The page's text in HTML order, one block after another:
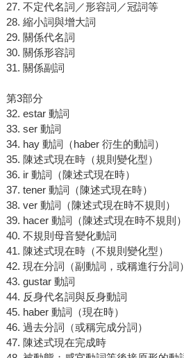
27. 不定代名詞／形容詞／冠詞等
28. 縮小詞與增大詞
29. 關係代名詞
30. 關係形容詞
31. 關係副詞
第3部分
32. estar 動詞
33. ser 動詞
34. hay 動詞（haber 衍生的動詞）
35. 陳述式現在時（規則變化型）
36. ir 動詞（陳述式現在時）
37. tener 動詞（陳述式現在時）
38. ver 動詞（陳述式現在時不規則）
39. hacer 動詞（陳述式現在時不規則）
40. 不規則母音變化動詞
41. 陳述式現在時（不規則變化型）
42. 現在分詞（副動詞，或稱進行分詞）
43. gustar 動詞
44. 反身代名詞與反身動詞
45. haber 動詞（現在時）
46. 過去分詞（或稱完成分詞）
47. 陳述式現在完成時